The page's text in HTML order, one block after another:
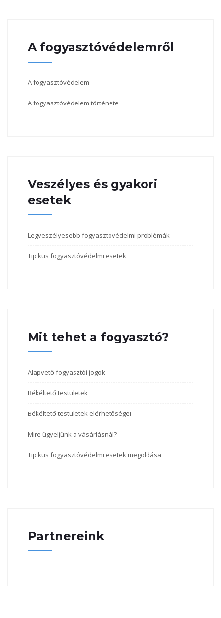
A fogyasztóvédelemről
A fogyasztóvédelem
A fogyasztóvédelem története
Veszélyes és gyakori
esetek
Legveszélyesebb fogyasztóvédelmi problémák
Tipikus fogyasztóvédelmi esetek
Mit tehet a fogyasztó?
Alapvető fogyasztói jogok
Békéltető testületek
Békéltető testületek elérhetőségei
Mire ügyeljünk a vásárlásnál?
Tipikus fogyasztóvédelmi esetek megoldása
Partnereink